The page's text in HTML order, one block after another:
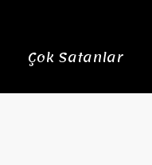
Çok Satanlar